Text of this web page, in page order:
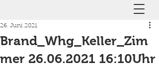
Brand_Whg_Keller_Zim
mer 26.06.2021 16:10Uhr
26. Juni 2021